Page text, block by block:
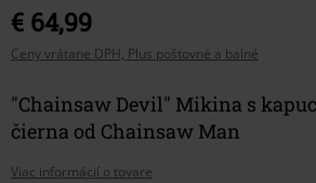
€ 64,99
Ceny vrátane DPH, Plus poštovné a balné
"Chainsaw Devil" Mikina s
čierna od Chainsaw Man
Viac informácií o tovare